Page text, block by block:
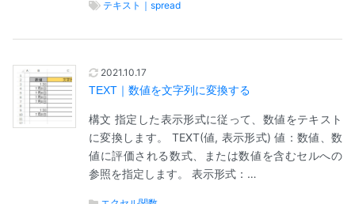
テキスト｜spread
2021.10.17
TEXT｜数値を文字列に変換する
構文 指定した表示形式に従って、数値をテキスト
に変換します。 TEXT(値, 表示形式) 値：数値、数
値に評価される数式、または数値を含むセルへの
参照を指定します。 表示形式：…